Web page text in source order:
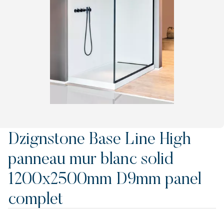
Dzignstone Base Line High
panneau mur blanc solid
1200x2500mm D9mm panel
complet